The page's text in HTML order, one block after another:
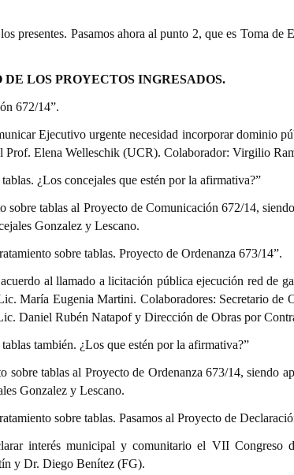
presentes. Pasamos ahora al punto 2, que es Toma de
LOS PROYECTOS INGRESADOS.
672/14”.
Ejecutivo urgente necesidad incorporar dominio
Prof. Elena Welleschik (UCR). Colaborador: Virgilio
¿Los concejales que estén por la afirmativa?”
sobre tablas al Proyecto de Comunicación 672/14,
Gonzalez y Lescano.
sobre tablas. Proyecto de Ordenanza 673/14”.
acuerdo al llamado a licitación pública ejecución red de
María Eugenia Martini. Colaboradores: Secretario de
Daniel Rubén Natapof y Dirección de Obras por
también. ¿Los que estén por la afirmativa?”
sobre tablas al Proyecto de Ordenanza 673/14, siendo
Gonzalez y Lescano.
sobre tablas. Pasamos al Proyecto de
interés municipal y comunitario el VII Congreso
y Dr. Diego Benítez (FG).